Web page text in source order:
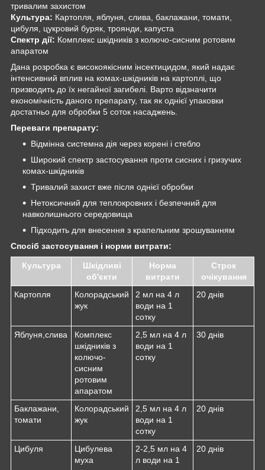
тривалим захистом
Культура: Картопля, яблуня, слива, баклажани, томати,
цибуля, цукровий буряк, троянди, капуста
Спектр дії: Комплекс шкідників з колючо-сисним ротовим
апаратом
Дана розробка є високоякісним інсектицидом, який надає
інтенсивний вплив на комах-шкідників на картоплі, що
призводить до їх негайної загибелі. Варто відзначити
економічність даного препарату, так як однієї упаковки
достатньо для обробки 5 соток насаджень.
Переваги препарату:
Відмінна системна дія через корені і стебло
Широкий спектр застосування проти сисних і гризучих
комах-шкідників
Тривалий захист вже після однієї обробки
Нетоксичний для теплокровних і безпечний для
навколишнього середовища
Підходить для внесення з крапельним зрошуванням
Спосіб застосування і норми витрати:
Культура
Шкідливі
об'єкти
Норма
витрати
Строк
очікування
Картопля
Колорадський
жук
2 мл на 4 л
води на 1
сотку
20 днів
Яблуня,слива
Комплекс
шкідників з
колючо-
сисним
ротовим
апаратом
2,5 мл на 4 л
води на 1
сотку
30 днів
Баклажани,
томати
Колорадський
жук
2,5 мл на 4 л
води на 1
сотку
20 днів
Цибуля
Цибулева
муха
2-2,5 мл на 4
л води на 1
20 днів